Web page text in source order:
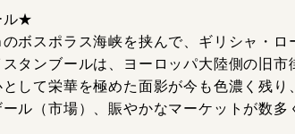
ル★
ボスポラス海峡を挟んで、ギリシャ・
タンブールは、ヨーロッパ大陸側の旧
して栄華を極めた面影が今も色濃く残
ル（市場）、賑やかなマーケットが数多